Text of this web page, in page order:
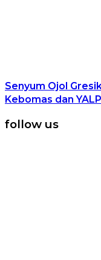
Senyum Ojol
Kebomas dan
follow us